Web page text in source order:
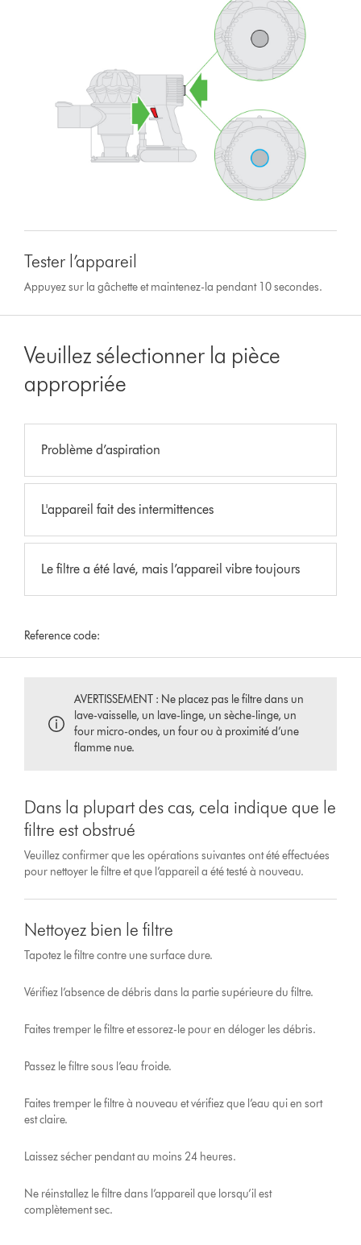
Tester l’appareil
Appuyez sur la gâchette et maintenez-la pendant 10 secondes.
Veuillez sélectionner la pièce
appropriée
Problème d’aspiration
L'appareil fait des intermittences
Le filtre a été lavé, mais l’appareil vibre toujours
Reference code:
AVERTISSEMENT : Ne placez pas le filtre dans un
lave-vaisselle, un lave-linge, un sèche-linge, un
four micro-ondes, un four ou à proximité d’une
flamme nue.
Dans la plupart des cas, cela indique que le
filtre est obstrué
Veuillez confirmer que les opérations suivantes ont été effectuées
pour nettoyer le filtre et que l’appareil a été testé à nouveau.
Nettoyez bien le filtre
Tapotez le filtre contre une surface dure.
Vérifiez l’absence de débris dans la partie supérieure du filtre.
Faites tremper le filtre et essorez-le pour en déloger les débris.
Passez le filtre sous l’eau froide.
Faites tremper le filtre à nouveau et vérifiez que l’eau qui en sort
est claire.
Laissez sécher pendant au moins 24 heures.
Ne réinstallez le filtre dans l’appareil que lorsqu’il est
complètement sec.